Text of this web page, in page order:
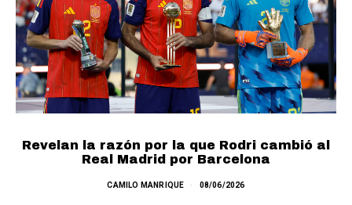
Revelan la razón por la que Rodri cambió al
Real Madrid por Barcelona
CAMILO MANRIQUE 08/06/2026